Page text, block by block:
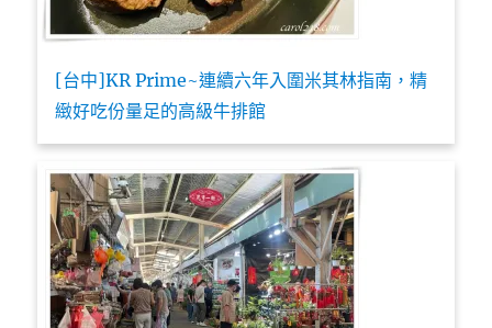
[台中]KR Prime~連續六年入圍米其林指南，精
緻好吃份量足的高級牛排館